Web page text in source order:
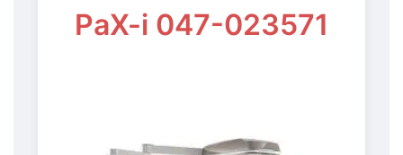
PaX-i 047-023571